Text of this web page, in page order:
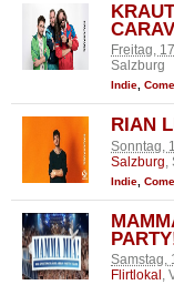
Freitag,
Salzburg
Indie,
RIAN
Sonntag,
Salzburg
Indie
Samstag,
Flirtlokal ,